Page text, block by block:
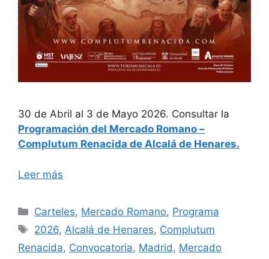
30 de Abril al 3 de Mayo 2026. Consultar la
Programación del Mercado Romano –
Complutum Renacida de Alcalá de Henares.
Leer más
Categorías
Carteles, Mercado Romano, Programa
Etiquetas
2026, Alcalá de Henares, Complutum
Renacida, Convocatoria, Madrid , Mercado